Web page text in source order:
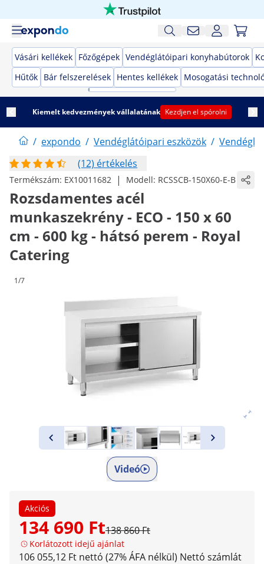
Vásári kellékek Főzőgépek Vendéglátóipari konyhabútorok
Hűtők Bár felszerelések Hentes kellékek Mosogatási
Kiemelt kedvezmények vállalatának Kezdjen el spórolni
/ expondo / Vendéglátóipari eszközök /
(12) értékelés
Termékszám: EX10011682 | Modell: RCSSCB-150X60-E-B
Rozsdamentes acél
munkaszekrény - ECO - 150 x 60
cm - 600 kg - hátsó perem - Royal
Catering
1/7
Videó
Akciós
134 690 Ft138 860 Ft
Korlátozott idejű ajánlat
106 055,12 Ft nettó (27% ÁFA nélkül) Nettó számlát